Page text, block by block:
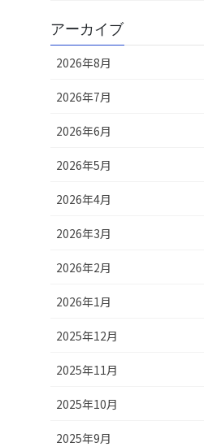
アーカイブ
2026年8月
2026年7月
2026年6月
2026年5月
2026年4月
2026年3月
2026年2月
2026年1月
2025年12月
2025年11月
2025年10月
2025年9月